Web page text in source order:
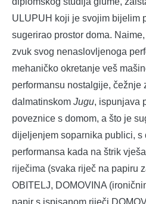
ULUPUH koji je svojim bijelim
sugerirao prostor doma.
zvuk svog nenaslovljenoga
mehaničko okretanje veš
performansu nostalgije, čežnje
dalmatinskom Jugu, ispunjava
poveznice s domom, a što je
dijeljenjem soparnika publici, s
performansa kada na štrik
riječima (svaka riječ na papiru
OBITELJ, DOMOVINA